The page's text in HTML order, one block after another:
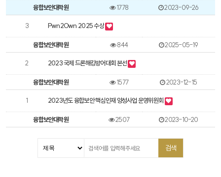
융합보안대학원 1778 2023-09-26
3 Pwn2Own 2025 수상
융합보안대학원 844 2025-05-19
2 2023 국제 드론해킹방어대회 본선
융합보안대학원 1577 2023-12-15
1 2023년도 융합보안 핵심인재 양성사업 운영위원회
융합보안대학원 2507 2023-10-20